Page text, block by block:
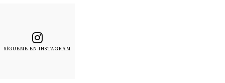
SÍGUEME EN INSTAGRAM